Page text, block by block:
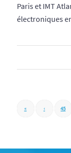
Paris et IMT
électroniques
« ‹ 45